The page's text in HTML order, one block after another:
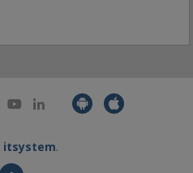
itsystem.